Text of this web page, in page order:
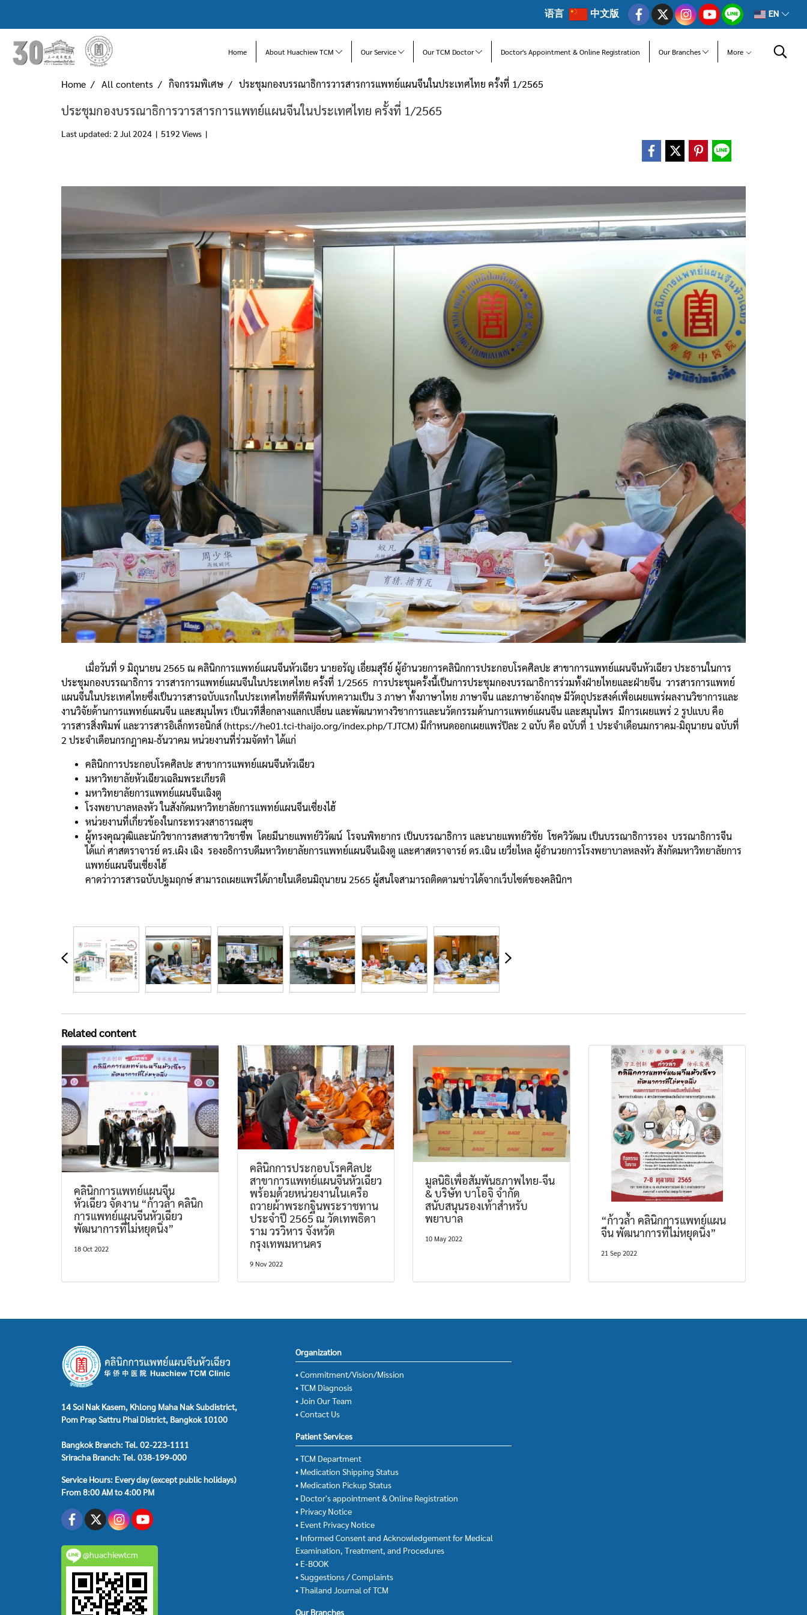
语言 中文版 EN
Home About Huachiew TCM Our Service Our TCM Doctor Doctor's Appointment & Online Registration Our Branches More
Home All contents กิจกรรมพิเศษ ประชุมกองบรรณาธิการวารสารการแพทย์แผนจีนในประเทศไทย ครั้งที่ 1/2565
ประชุมกองบรรณาธิการวารสารการแพทย์แผนจีนในประเทศไทย ครั้งที่ 1/2565
Last updated: 2 Jul 2024 | 5192 Views |
เมื่อวันที่ 9 มิถุนายน 2565 ณ คลินิกการแพทย์แผนจีนหัวเฉียว นายอรัญ เอี่ยมสุรีย์ ผู้อำนวยการคลินิกการประกอบโรคศิลปะ สาขาการแพทย์แผนจีนหัวเฉียว ประธานในการ
ประชุมกองบรรณาธิการ วารสารการแพทย์แผนจีนในประเทศไทย ครั้งที่ 1/2565 การประชุมครั้งนี้เป็นการประชุมกองบรรณาธิการร่วมทั้งฝ่ายไทยและฝ่ายจีน วารสารการแพทย์
แผนจีนในประเทศไทยซึ่งเป็นวารสารฉบับแรกในประเทศไทยที่ตีพิมพ์บทความเป็น 3 ภาษา ทั้งภาษาไทย ภาษาจีน และภาษาอังกฤษ มีวัตถุประสงค์เพื่อเผยแพร่ผลงานวิชาการและ
งานวิจัยด้านการแพทย์แผนจีน และสมุนไพร เป็นเวทีสื่อกลางแลกเปลี่ยน และพัฒนาทางวิชาการและนวัตกรรมด้านการแพทย์แผนจีน และสมุนไพร มีการเผยแพร่ 2 รูปแบบ คือ
วารสารสิ่งพิมพ์ และวารสารอิเล็กทรอนิกส์ (https://he01.tci-thaijo.org/index.php/TJTCM) มีกำหนดออกเผยแพร่ปีละ 2 ฉบับ คือ ฉบับที่ 1 ประจำเดือนมกราคม-มิถุนายน ฉบับที่
2 ประจำเดือนกรกฎาคม-ธันวาคม หน่วยงานที่ร่วมจัดทำ ได้แก่
คลินิกการประกอบโรคศิลปะ สาขาการแพทย์แผนจีนหัวเฉียว
มหาวิทยาลัยหัวเฉียวเฉลิมพระเกียรติ
มหาวิทยาลัยการแพทย์แผนจีนเฉิงตู
โรงพยาบาลหลงหัว ในสังกัดมหาวิทยาลัยการแพทย์แผนจีนเซี่ยงไฮ้
หน่วยงานที่เกี่ยวข้องในกระทรวงสาธารณสุข
ผู้ทรงคุณวุฒิและนักวิชาการสหสาขาวิชาชีพ โดยมีนายแพทย์วิวัฒน์ โรจนพิทยากร เป็นบรรณาธิการ และนายแพทย์วิชัย โชควิวัฒน เป็นบรรณาธิการรอง บรรณาธิการจีน
ได้แก่ ศาสตราจารย์ ดร.เผิง เฉิง รองอธิการบดีมหาวิทยาลัยการแพทย์แผนจีนเฉิงตู และศาสตราจารย์ ดร.เฉิน เยวี่ยไหล ผู้อำนวยการโรงพยาบาลหลงหัว สังกัดมหาวิทยาลัยการ
แพทย์แผนจีนเซี่ยงไฮ้
คาดว่าวารสารฉบับปฐมฤกษ์ สามารถเผยแพร่ได้ภายในเดือนมิถุนายน 2565 ผู้สนใจสามารถติดตามข่าวได้จากเว็บไซต์ของคลินิกฯ
Related content
คลินิกการแพทย์แผนจีน
หัวเฉียว จัดงาน “ก้าวล้ำ คลินิก
การแพทย์แผนจีนหัวเฉียว
พัฒนาการที่ไม่หยุดนิ่ง”
18 Oct 2022
คลินิกการประกอบโรคศิลปะ
สาขาการแพทย์แผนจีนหัวเฉียว
พร้อมด้วยหน่วยงานในเครือ
ถวายผ้าพระกฐินพระราชทาน
ประจำปี 2565 ณ วัดเทพธิดา
ราม วรวิหาร จังหวัด
กรุงเทพมหานคร
9 Nov 2022
มูลนิธิเพื่อสัมพันธภาพไทย-จีน
& บริษัท บาโอจิ จำกัด
สนับสนุนรองเท้าสำหรับ
พยาบาล
10 May 2022
“ก้าวล้ำ คลินิกการแพทย์แผน
จีน พัฒนาการที่ไม่หยุดนิ่ง”
21 Sep 2022
14 Soi Nak Kasem, Khlong Maha Nak Subdistrict,
Pom Prap Sattru Phai District, Bangkok 10100
Bangkok Branch: Tel. 02-223-1111
Sriracha Branch: Tel. 038-199-000
Service Hours: Every day (except public holidays)
From 8:00 AM to 4:00 PM
@huachiewtcm
Organization
• Commitment/Vision/Mission
• TCM Diagnosis
• Join Our Team
• Contact Us
Patient Services
• TCM Department
• Medication Shipping Status
• Medication Pickup Status
• Doctor's appointment & Online Registration
• Privacy Notice
• Event Privacy Notice
• Informed Consent and Acknowledgement for Medical
Examination, Treatment, and Procedures
• E-BOOK
• Suggestions / Complaints
• Thailand Journal of TCM
Our Branches